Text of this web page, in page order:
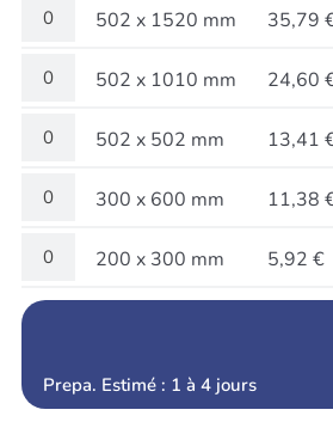
502 x 1520 mm 35,79
502 x 1010 mm 24,60
502 x 502 mm 13,41
300 x 600 mm 11,38
200 x 300 mm 5,92 €
Prepa. Estimé : 1 à 4 jours